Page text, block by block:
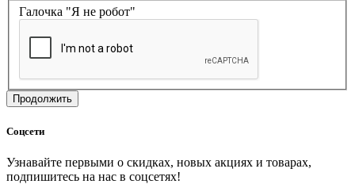
Галочка "Я не робот"
Продолжить
Соцсети
Узнавайте первыми о скидках, новых акциях и товарах,
подпишитесь на нас в соцсетях!